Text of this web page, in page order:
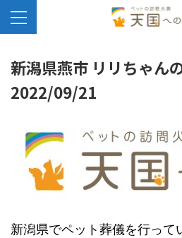
新潟県燕市 リリちゃん
2022/09/21
新潟県でペット葬儀を行って